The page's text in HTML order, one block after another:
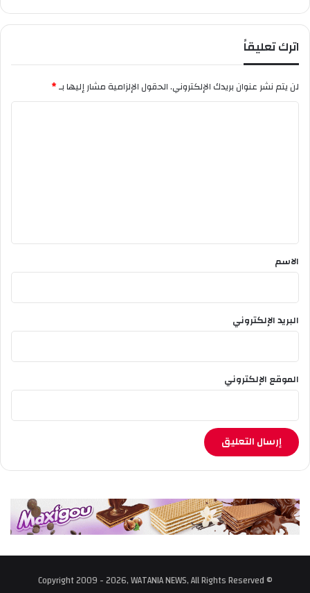
ة
و
ل
أ
و
ا
ذ
اترك تعليقاً
لن يتم نشر عنوان بريدك الإلكتروني.الحقول الإلزامية مشار إليها بـ*
*
الاسم
البريد الإلكتروني
الموقع الإلكتروني
© Copyright 2009 - 2026, WATANIA NEWS, All Rights Reserved